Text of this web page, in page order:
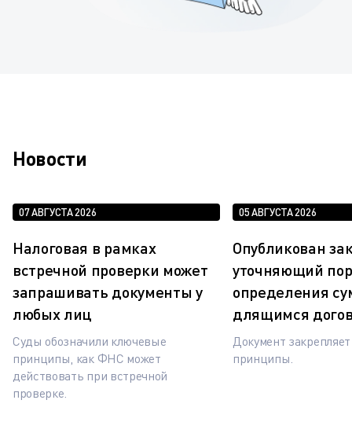
Новости
07 АВГУСТА 2026
Налоговая в рамках
встречной проверки может
запрашивать документы у
любых лиц
Суды обозначили ключевые
принципы, как ФНС может
действовать при встречной
проверке.
05 АВГУСТА 2026
Опубликован
уточняющий
определения
длящимся
Документ
принципы.